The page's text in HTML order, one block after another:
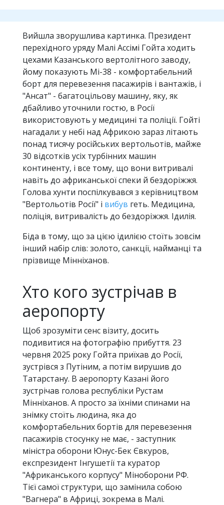
Вийшла зворушлива картинка. Президент
перехідного уряду Малі Ассімі Гойта ходить
цехами Казанського вертолітного заводу,
йому показують Мі-38 - комфортабельний
борт для перевезення пасажирів і вантажів, і
"Ансат" - багатоцільову машину, яку, як
дбайливо уточнили гостю, в Росії
використовують у медицині та поліції. Гойті
нагадали: у небі над Африкою зараз літають
понад тисячу російських вертольотів, майже
30 відсотків усіх турбінних машин
континенту, і все тому, що вони витривалі
навіть до африканської спеки й бездоріжжя.
Голова хунти поспілкувався з керівництвом
"Вертольотів Росії" і вибув геть. Медицина,
поліція, витривалість до бездоріжжя. Ідилія.
Біда в тому, що за цією ідилією стоїть зовсім
інший набір слів: золото, санкції, найманці та
прізвище Мінніханов.
Хто кого зустрічав в
аеропорту
Щоб зрозуміти сенс візиту, досить
подивитися на фотографію прибуття. 23
червня 2025 року Гойта приїхав до Росії,
зустрівся з Путіним, а потім вирушив до
Татарстану. В аеропорту Казані його
зустрічав голова республіки Рустам
Мінніханов. А просто за їхніми спинами на
знімку стоїть людина, яка до
комфортабельних бортів для перевезення
пасажирів стосунку не має, - заступник
міністра оборони Юнус-Бек Євкуров,
експрезидент Інгушетії та куратор
"Африканського корпусу" Міноборони РФ.
Тієї самої структури, що замінила собою
"Вагнера" в Африці, зокрема в Малі.